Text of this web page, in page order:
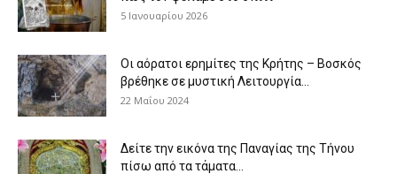
5 Ιανουαρίου 2026
Οι αόρατοι ερημίτες της Κρήτης – Βοσκός
βρέθηκε σε μυστική Λειτουργία...
22 Μαΐου 2024
Δείτε την εικόνα της Παναγίας της Τήνου
πίσω από τα τάματα...